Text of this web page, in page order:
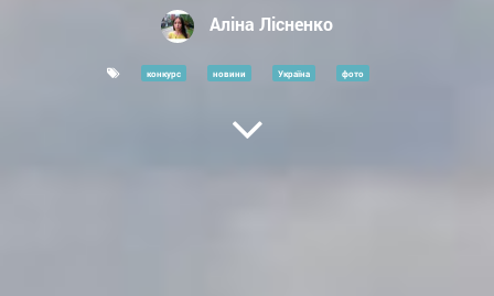
Аліна Лісненко
конкурс новини Україна фото